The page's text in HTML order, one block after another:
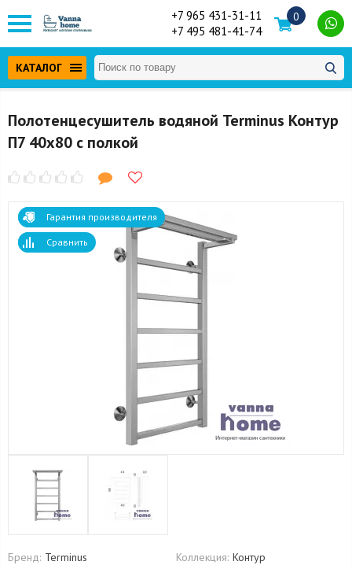
+7 965 431-31-11
+7 495 481-41-74
0
КАТАЛОГ
Полотенцесушитель водяной Terminus Контур
П7 40x80 с полкой
Гарантия производителя
Сравнить
Бренд: Terminus Коллекция: Контур